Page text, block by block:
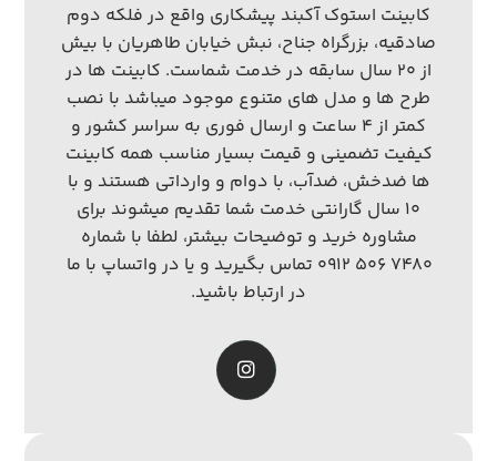
کابینت استوک آکبند پیشکاری واقع در فلکه دوم
صادقیه، بزرگراه جناح، نبش خیابان طاهریان با بیش
از ۲۰ سال سابقه در خدمت شماست. کابینت ها در
طرح ها و مدل های متنوع موجود میباشد با نصب
کمتر از ۴ ساعت و ارسال فوری به سراسر کشور و
کیفیت تضمینی و قیمت بسیار مناسب همه کابینت
ها ضدخش، ضدآب، با دوام و وارداتی هستند و با
۱۰ سال گارانتی خدمت شما تقدیم میشوند برای
مشاوره خرید و توضیحات بیشتر، لطفا با شماره
۷۴۸۰ ۵۰۶ ۰۹۱۲ تماس بگیرید و یا در واتساپ با ما
در ارتباط باشید.